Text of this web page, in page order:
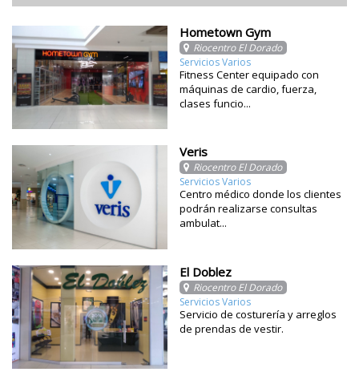
Hometown Gym
Riocentro El Dorado
Servicios Varios
Fitness Center equipado con
máquinas de cardio, fuerza,
clases funcio...
Veris
Riocentro El Dorado
Servicios Varios
Centro médico donde los clientes
podrán realizarse consultas
ambulat...
El Doblez
Riocentro El Dorado
Servicios Varios
Servicio de costurería y arreglos
de prendas de vestir.